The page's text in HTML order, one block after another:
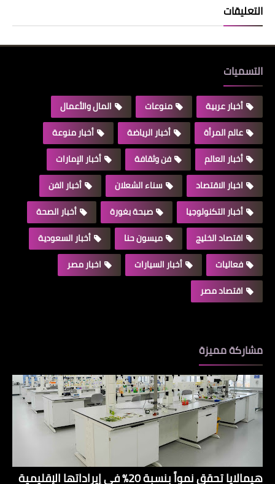
التعليقات
التسميات
أخبار عربية منوعات
المال والأعمال
عالم المرأة
أخبار الرياضة
أخبار منوعة
أخبار العالم
فن وثقافة
أخبار الإمارات
اخبار الاقتصاد
سناء الشعلان
أخبار الفن
أخبار التكنولوجيا
صبحة بغورة
أخبار الصحة
اقتصاد الخليج
ميسون حنا
أخبار السعودية
فعاليات
أخبار السيارات
اخبار مصر
اقتصاد مصر
مشاركة مميزة
هيمالايا تحقق نمواً بنسبة 20% في إيراداتها الإقليمية